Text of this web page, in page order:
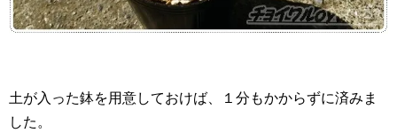
土が入った鉢を用意しておけば、１分もかからずに済みま
した。